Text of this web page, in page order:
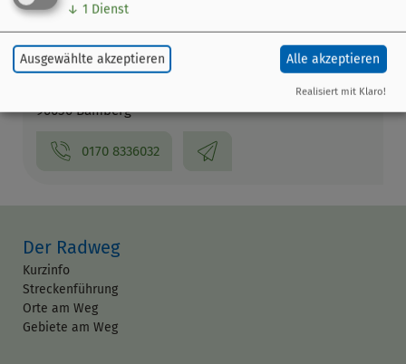
Veranstalter
BamBerk - Der Bamberger
Geschichtenerzähler
96050 Bamberg
0170 8336032
Der Radweg
Kurzinfo
Streckenführung
Orte am Weg
Gebiete am Weg
↓ 1 Dienst
Ausgewählte akzeptieren Alle akzeptieren
Realisiert mit Klaro!